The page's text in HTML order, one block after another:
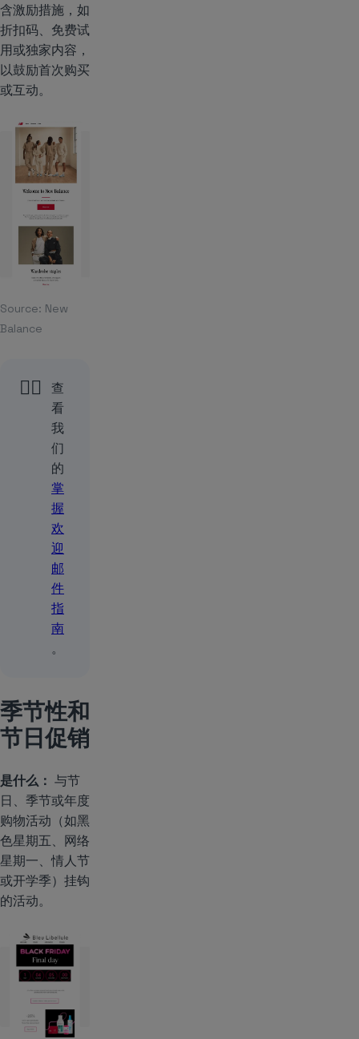
含激励措施，如
折扣码、免费试
用或独家内容，
以鼓励首次购买
或互动。
Source: New
Balance
👉🏻
查
看
我
们
的
掌
握
欢
迎
邮
件
指
南
。
季节性和
节日促销
是什么： 与节
日、季节或年度
购物活动（如黑
色星期五、网络
星期一、情人节
或开学季）挂钩
的活动。